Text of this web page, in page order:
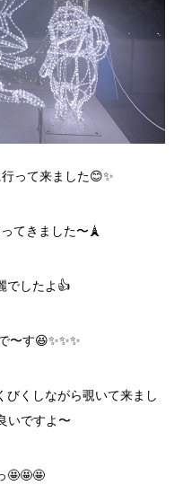
って来ました😊✨
てきました〜🗼
でしたよ👍
〜す😆✨✨✨
びくしながら覗いて来まし
いですよ〜
🤩🤩🤩